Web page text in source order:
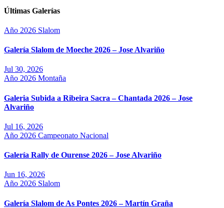
Últimas Galerías
Año 2026 Slalom
Galería Slalom de Moeche 2026 – Jose Alvariño
Jul 30, 2026
Año 2026 Montaña
Galeria Subida a Ribeira Sacra – Chantada 2026 – Jose
Alvariño
Jul 16, 2026
Año 2026 Campeonato Nacional
Galería Rally de Ourense 2026 – Jose Alvariño
Jun 16, 2026
Año 2026 Slalom
Galería Slalom de As Pontes 2026 – Martín Graña